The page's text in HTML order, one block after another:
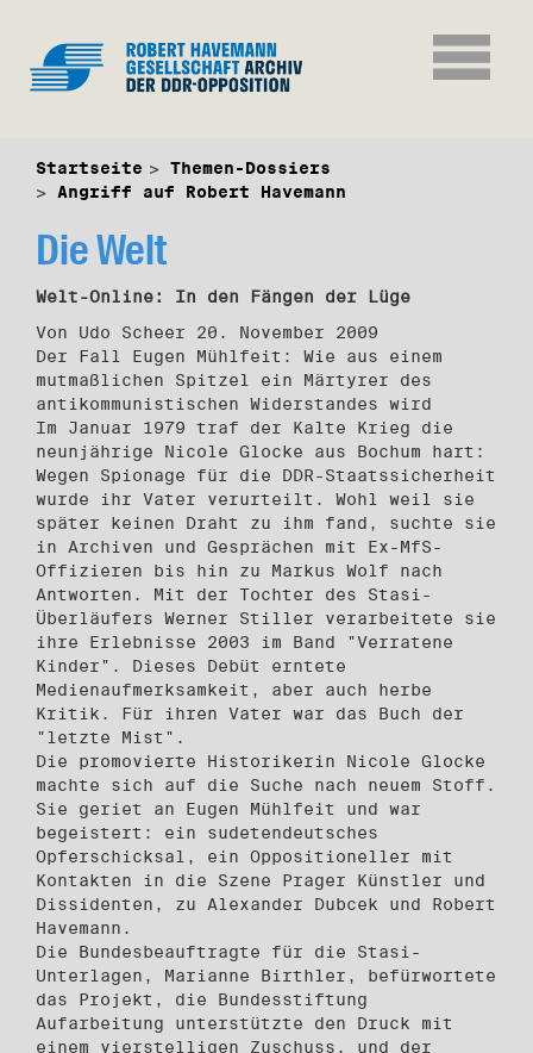
Startseite
Themen-Dossiers
Angriff auf Robert Havemann
Die Welt
Welt-Online: In den Fängen der Lüge
Von Udo Scheer 20. November 2009
Der Fall Eugen Mühlfeit: Wie aus einem
mutmaßlichen Spitzel ein Märtyrer des
antikommunistischen Widerstandes wird
Im Januar 1979 traf der Kalte Krieg die
neunjährige Nicole Glocke aus Bochum hart:
Wegen Spionage für die DDR-Staatssicherheit
wurde ihr Vater verurteilt. Wohl weil sie
später keinen Draht zu ihm fand, suchte sie
in Archiven und Gesprächen mit Ex-MfS-
Offizieren bis hin zu Markus Wolf nach
Antworten. Mit der Tochter des Stasi-
Überläufers Werner Stiller verarbeitete sie
ihre Erlebnisse 2003 im Band "Verratene
Kinder". Dieses Debüt erntete
Medienaufmerksamkeit, aber auch herbe
Kritik. Für ihren Vater war das Buch der
"letzte Mist".
Die promovierte Historikerin Nicole Glocke
machte sich auf die Suche nach neuem Stoff.
Sie geriet an Eugen Mühlfeit und war
begeistert: ein sudetendeutsches
Opferschicksal, ein Oppositioneller mit
Kontakten in die Szene Prager Künstler und
Dissidenten, zu Alexander Dubcek und Robert
Havemann.
Die Bundesbeauftragte für die Stasi-
Unterlagen, Marianne Birthler, befürwortete
das Projekt, die Bundesstiftung
Aufarbeitung unterstützte den Druck mit
einem vierstelligen Zuschuss, und der